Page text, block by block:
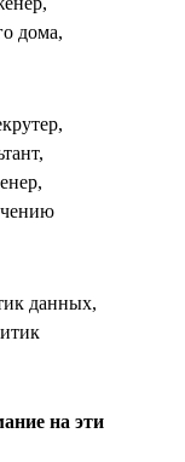
дома,
данных,
на эти